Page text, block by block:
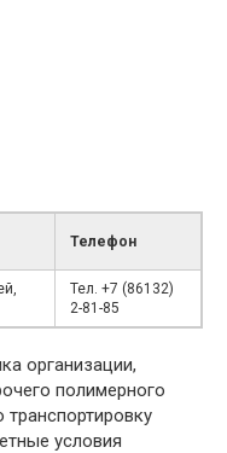
Телефон
Тел. +7 (86132)
2-81-85
организации,
полимерного
условия